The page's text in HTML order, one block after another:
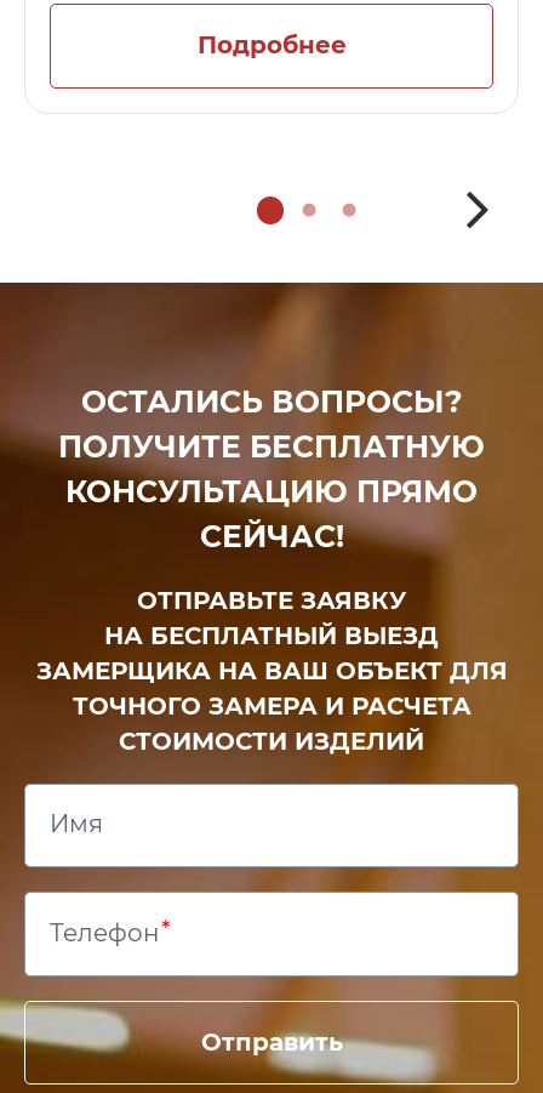
Подробнее
ОСТАЛИСЬ ВОПРОСЫ?
ПОЛУЧИТЕ БЕСПЛАТНУЮ
КОНСУЛЬТАЦИЮ ПРЯМО
СЕЙЧАС!
ОТПРАВЬТЕ ЗАЯВКУ
НА БЕСПЛАТНЫЙ ВЫЕЗД
ЗАМЕРЩИКА НА ВАШ ОБЪЕКТ ДЛЯ
ТОЧНОГО ЗАМЕРА И РАСЧЕТА
СТОИМОСТИ ИЗДЕЛИЙ
Имя
Телефон
Отправить